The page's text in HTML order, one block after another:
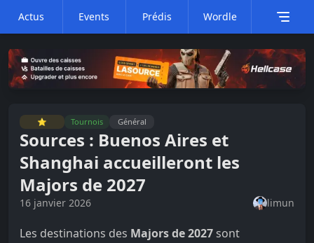
Actus Events Prédis Wordle
⭐ Tournois Général
Sources : Buenos Aires et
Shanghai accueilleront les
Majors de 2027
16 janvier 2026 limun
Les destinations des Majors de 2027sont